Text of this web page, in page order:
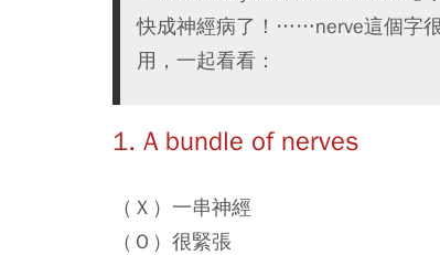
快成神經病了！……nerve這個字
用，一起看看：
1. A bundle of nerves
（Ｘ）一串神經
（Ｏ）很緊張